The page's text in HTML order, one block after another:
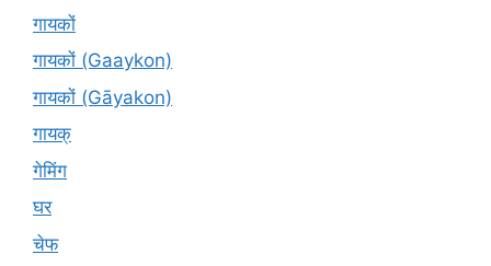
गायकों
गायकों (Gaaykon)
गायकों (Gāyakon)
गायक्
गेमिंग
घर
चेफ